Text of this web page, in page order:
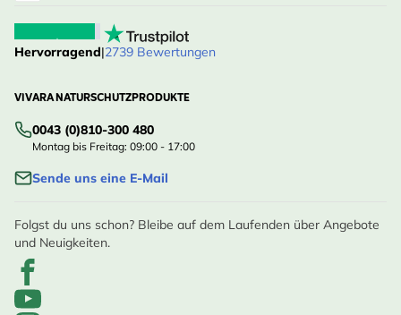
Hervorragend|2739 Bewertungen
VIVARA NATURSCHUTZPRODUKTE
0043 (0)810-300 480
Montag bis Freitag: 09:00 - 17:00
Sende uns eine E-Mail
Folgst du uns schon? Bleibe auf dem Laufenden über Angebote
und Neuigkeiten.